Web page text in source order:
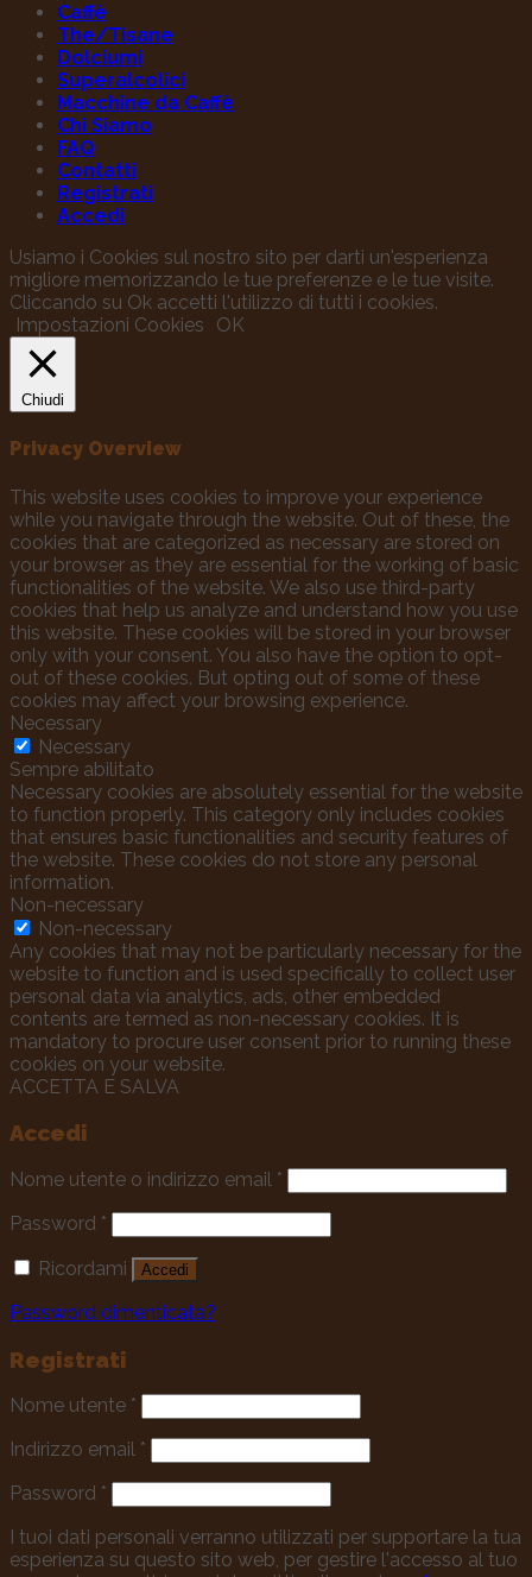
Caffè
The/Tisane
Dolciumi
Superalcolici
Macchine da Caffè
Chi Siamo
FAQ
Contatti
Registrati
Accedi
Usiamo i Cookies sul nostro sito per darti un'esperienza
migliore memorizzando le tue preferenze e le tue visite.
Cliccando su Ok accetti l'utilizzo di tutti i cookies.
Impostazioni Cookies
OK
Chiudi
Privacy Overview
This website uses cookies to improve your experience
while you navigate through the website. Out of these, the
cookies that are categorized as necessary are stored on
your browser as they are essential for the working of basic
functionalities of the website. We also use third-party
cookies that help us analyze and understand how you use
this website. These cookies will be stored in your browser
only with your consent. You also have the option to opt-
out of these cookies. But opting out of some of these
cookies may affect your browsing experience.
Necessary
Necessary
Sempre abilitato
Necessary cookies are absolutely essential for the website
to function properly. This category only includes cookies
that ensures basic functionalities and security features of
the website. These cookies do not store any personal
information.
Non-necessary
Non-necessary
Any cookies that may not be particularly necessary for the
website to function and is used specifically to collect user
personal data via analytics, ads, other embedded
contents are termed as non-necessary cookies. It is
mandatory to procure user consent prior to running these
cookies on your website.
ACCETTA E SALVA
Accedi
Nome utente o indirizzo email *
Password *
Ricordami
Accedi
Password dimenticata?
Registrati
Nome utente *
Indirizzo email *
Password *
I tuoi dati personali verranno utilizzati per supportare la tua
esperienza su questo sito web, per gestire l'accesso al tuo